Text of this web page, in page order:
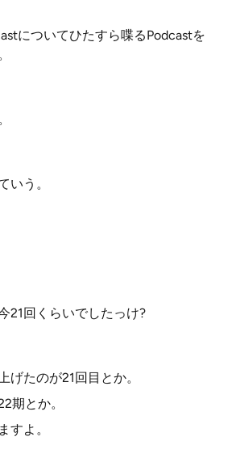
についてひたすら喋るPodcastを
いう。
21回くらいでしたっけ?
げたのが21回目とか。
期とか。
すよ。